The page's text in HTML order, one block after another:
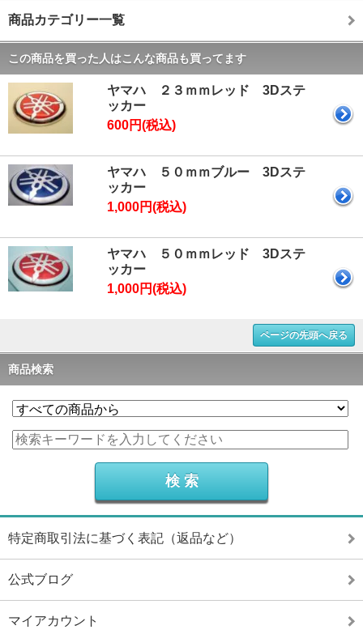
商品カテゴリー一覧
この商品を買った人はこんな商品も買ってます
ヤマハ ２３ｍｍレッド 3Dステ
ッカー
600円(税込)
ヤマハ ５０ｍｍブルー 3Dステ
ッカー
1,000円(税込)
ヤマハ ５０ｍｍレッド 3Dステ
ッカー
1,000円(税込)
ページの先頭へ戻る
商品検索
特定商取引法に基づく表記（返品など）
公式ブログ
マイアカウント